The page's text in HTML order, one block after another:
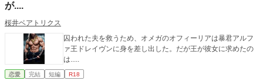
と。
が....
桜井ベアトリクス
囚われた夫を救うため、オメガのオフィーリアは暴君アルフ
ァ王ドレイヴンに身を差し出した。だが王が彼女に求めたの
は.....
恋愛 完結 短編 R18